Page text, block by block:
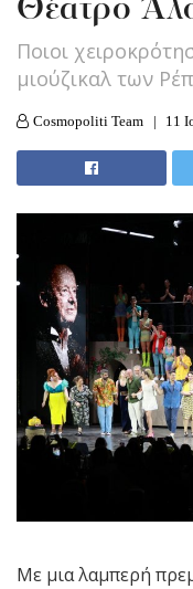
Θέατρο
Ποιοι
μιούζικαλ των
Cosmopoliti Team 11
Με μια λαμπερή